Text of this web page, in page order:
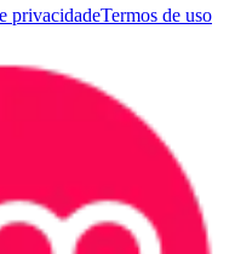
privacidadeTermos de uso